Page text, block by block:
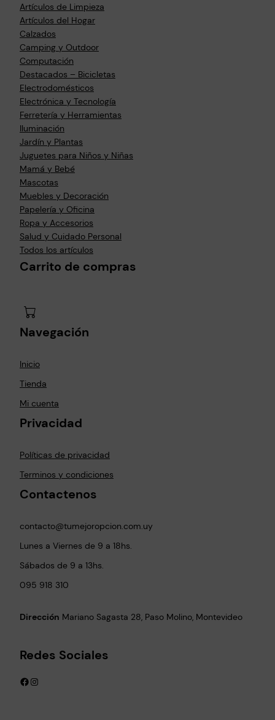
Artículos de Limpieza
Artículos del Hogar
Calzados
Camping y Outdoor
Computación
Destacados – Bicicletas
Electrodomésticos
Electrónica y Tecnología
Ferretería y Herramientas
Iluminación
Jardín y Plantas
Juguetes para Niños y Niñas
Mamá y Bebé
Mascotas
Muebles y Decoración
Papelería y Oficina
Ropa y Accesorios
Salud y Cuidado Personal
Todos los artículos
Carrito de compras
Navegación
Inicio
Tienda
Mi cuenta
Privacidad
Políticas de privacidad
Terminos y condiciones
Contactenos
contacto@tumejoropcion.com.uy
Lunes a Viernes de 9 a 18hs.
Sábados de 9 a 13hs.
095 918 310
Dirección Mariano Sagasta 28, Paso Molino, Montevideo
Redes Sociales
Facebook Instagram